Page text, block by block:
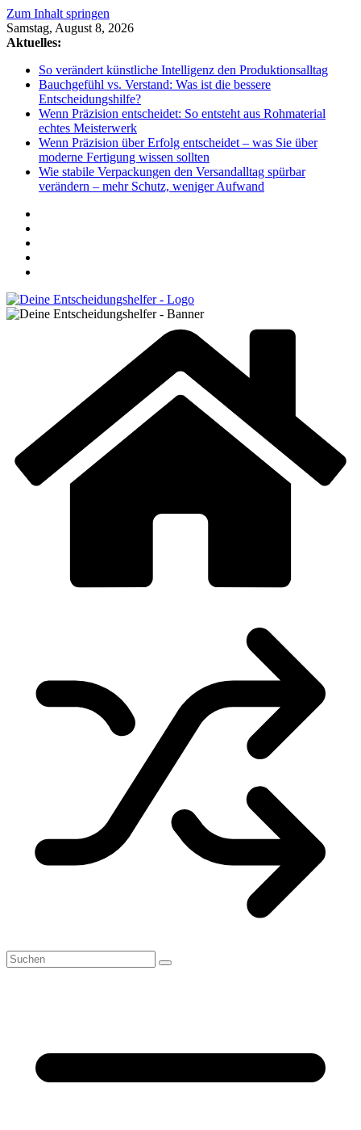
Zum Inhalt springen
Samstag, August 8, 2026
Aktuelles:
So verändert künstliche Intelligenz den Produktionsalltag
Bauchgefühl vs. Verstand: Was ist die bessere
Entscheidungshilfe?
Wenn Präzision entscheidet: So entsteht aus Rohmaterial
echtes Meisterwerk
Wenn Präzision über Erfolg entscheidet – was Sie über
moderne Fertigung wissen sollten
Wie stabile Verpackungen den Versandalltag spürbar
verändern – mehr Schutz, weniger Aufwand